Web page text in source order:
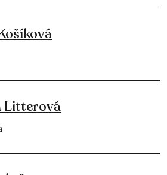
Litterová